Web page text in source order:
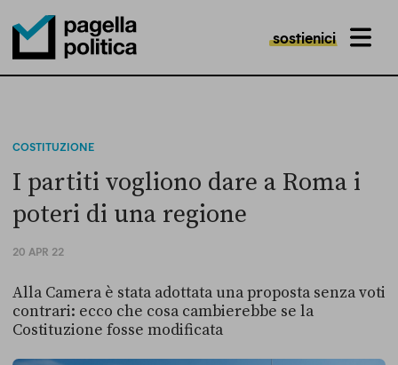
Pagella Politica Logo
sostienici MENU
COSTITUZIONE
I partiti vogliono dare a Roma i
poteri di una regione
20 APR 22
Alla Camera è stata adottata una proposta senza voti
contrari: ecco che cosa cambierebbe se la
Costituzione fosse modificata